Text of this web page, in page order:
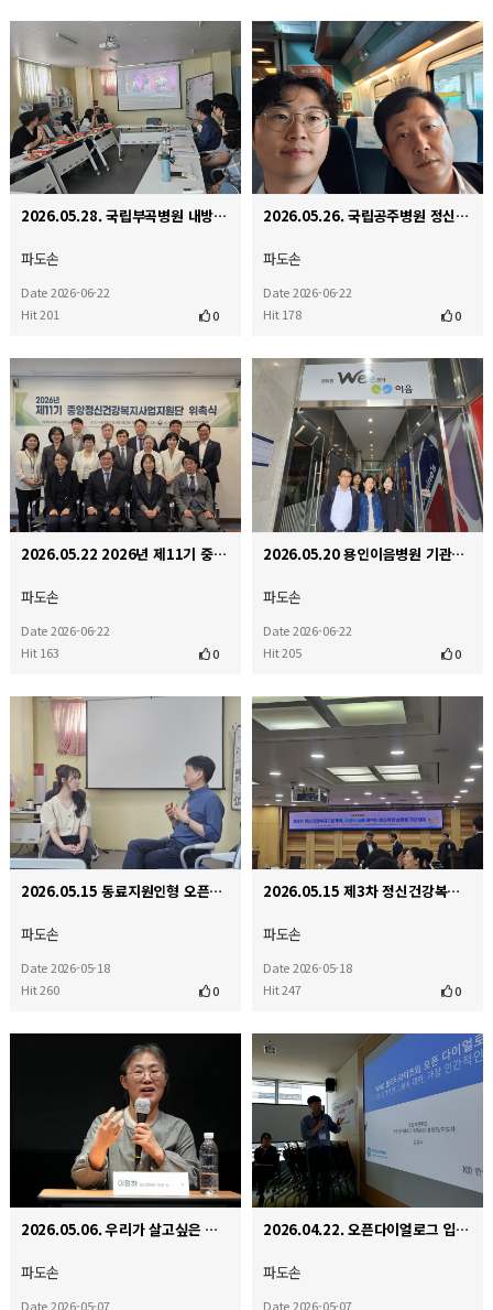
2026.05.28. 국립부곡병원 내방
파도손
Date 2026-06-22
Hit 201
0
2026.05.26. 국립공주병원 정신재활시설 '해봄' 개소식
파도손
Date 2026-06-22
Hit 178
0
2026.05.22 2026년 제11기 중앙지원단 위촉식
파도손
Date 2026-06-22
Hit 163
0
2026.05.20 용인이음병원 기관방문 및 간담회
파도손
Date 2026-06-22
Hit 205
0
2026.05.15 동료지원인형 오픈다이얼로그 인터비전
파도손
Date 2026-05-18
Hit 260
0
2026.05.15 제3차 정신건강복지기본계획, 국민의 삶을 바꾸는 효과적인 실행을 기대하며 국회 정책 토론…
파도손
Date 2026-05-18
Hit 247
0
2026.05.06. 우리가 살고싶은 세상 정신장애인 마을에서 함께 살다
파도손
Date 2026-05-07
2026.04.22. 오픈다이얼로그 입문 워크숍
파도손
Date 2026-05-07